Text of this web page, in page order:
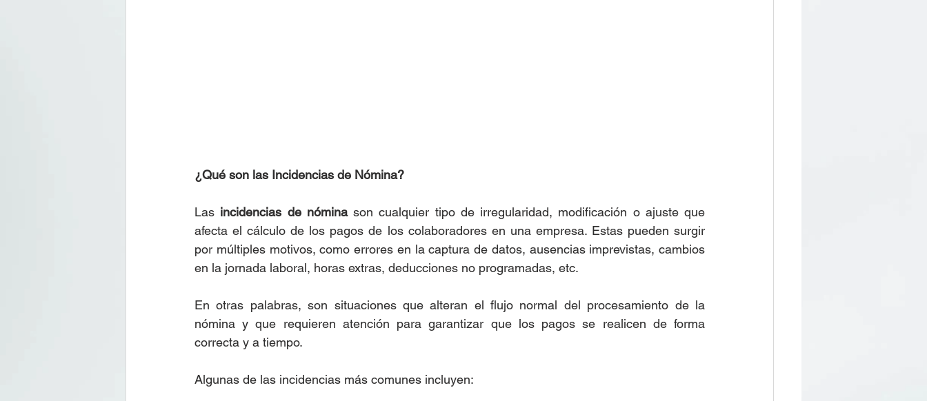
¿Qué son las Incidencias de Nómina?
Las incidencias de nómina son cualquier tipo de irregularidad, modificación o ajuste que
afecta el cálculo de los pagos de los colaboradores en una empresa. Estas pueden surgir
por múltiples motivos, como errores en la captura de datos, ausencias imprevistas, cambios
en la jornada laboral, horas extras, deducciones no programadas, etc.
En otras palabras, son situaciones que alteran el flujo normal del procesamiento de la
nómina y que requieren atención para garantizar que los pagos se realicen de forma
correcta y a tiempo.
Algunas de las incidencias más comunes incluyen: